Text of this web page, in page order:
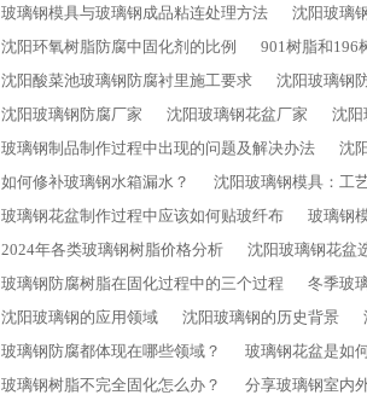
玻璃钢模具与玻璃钢成品粘连处理方法
沈阳玻璃
沈阳环氧树脂防腐中固化剂的比例
901树脂和196
沈阳酸菜池玻璃钢防腐衬里施工要求
沈阳玻璃钢
沈阳玻璃钢防腐厂家
沈阳玻璃钢花盆厂家 沈阳
玻璃钢制品制作过程中出现的问题及解决办法
沈
如何修补玻璃钢水箱漏水？
沈阳玻璃钢模具：工
玻璃钢花盆制作过程中应该如何贴玻纤布
玻璃钢
2024年各类玻璃钢树脂价格分析
沈阳玻璃钢花盆
玻璃钢防腐树脂在固化过程中的三个过程
冬季玻
沈阳玻璃钢的应用领域
沈阳玻璃钢的历史背景
玻璃钢防腐都体现在哪些领域？
玻璃钢花盆是如
玻璃钢树脂不完全固化怎么办？
分享玻璃钢室内